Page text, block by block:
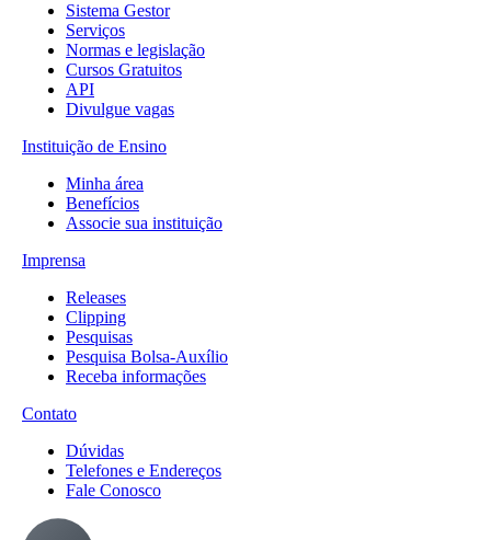
Sistema Gestor
Serviços
Normas e legislação
Cursos Gratuitos
API
Divulgue vagas
Instituição de Ensino
Minha área
Benefícios
Associe sua instituição
Imprensa
Releases
Clipping
Pesquisas
Pesquisa Bolsa-Auxílio
Receba informações
Contato
Dúvidas
Telefones e Endereços
Fale Conosco